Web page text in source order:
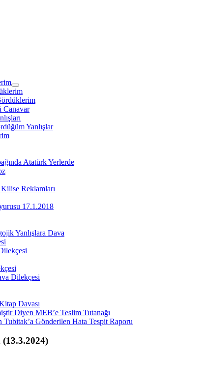
menüyü
aç
Canavar
Yanlışlar
Atatürk Yerlerde
Reklamları
17.1.2018
Yanlışlara Dava
Dilekçesi
Davası
Diyen MEB’e Teslim Tutanağı
Tubitak’a Gönderilen Hata Tespit Raporu